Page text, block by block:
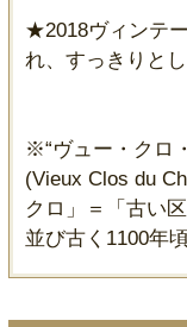
★2018ヴィンテ
れ、すっきりと
※“ヴュー・クロ
(Vieux Clos du
クロ」＝「古い
並び古く1100年